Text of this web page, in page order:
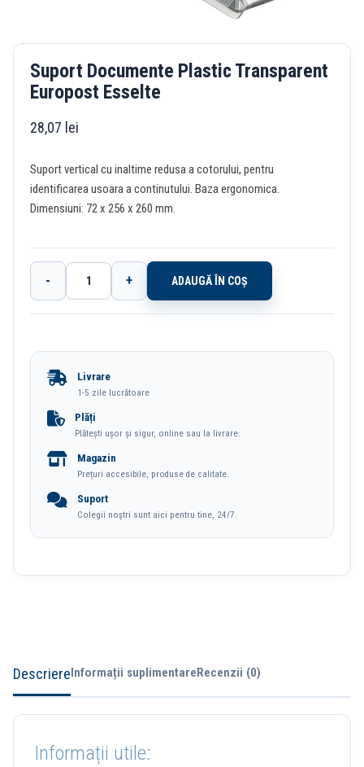
Suport Documente Plastic Transparent
Europost Esselte
28,07 lei
Suport vertical cu inaltime redusa a cotorului, pentru
identificarea usoara a continutului. Baza ergonomica.
Dimensiuni: 72 x 256 x 260 mm.
Cantitate
Suport
Plastic
Transparent
Europost
- + ADAUGĂ ÎN COȘ
Livrare
1-5 zile lucrătoare
Plăți
Plătești ușor și sigur, online sau la livrare.
Magazin
Prețuri accesibile, produse de calitate.
Suport
Colegii noștri sunt aici pentru tine, 24/7.
DescriereInformații suplimentareRecenzii (0)
Informații utile: